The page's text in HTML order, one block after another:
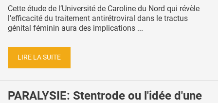
Cette étude de l’Université de Caroline du Nord qui révèle
l’efficacité du traitement antirétroviral dans le tractus
génital féminin aura des implications ...
LIRE LA SUITE
PARALYSIE: Stentrode ou l'idée d'une